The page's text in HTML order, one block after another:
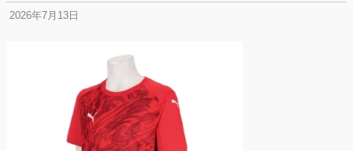
2026年7月13日
名前入りユニフォームで子どもの自信が「プラスになった」と感じた保
護者は約67%！「やや高いと感じたが納得して購入した」と価値を実感
する声も32.7%に！
2026年6月15日
応援ユニフォーム、約53％が「会場に一体感があってよい」と回答。チ